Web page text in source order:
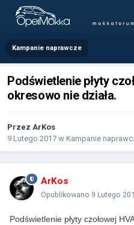
Kampanie naprawcze
Podświetlenie płyty
okresowo nie działa.
Przez ArKos
9 Lutego 2017 w Kampanie
ArKos
Opublikowano 9 Lutego
Podświetlenie płyty czołowej